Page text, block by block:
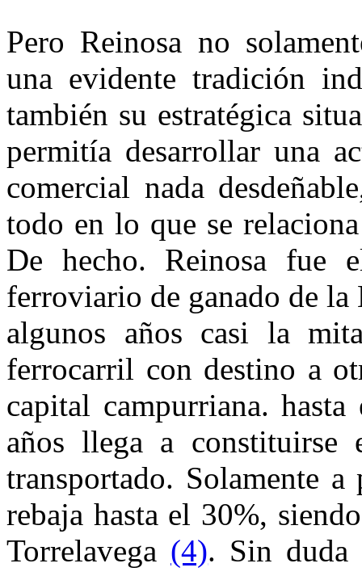
Pero Reinosa no
una evidente tradición
también su estratégica
permitía desarrollar una
comercial nada
todo en lo que se
De hecho. Reinosa fue
ferroviario de ganado de la
algunos años casi la
ferrocarril con destino a
capital campurriana.
años llega a
transportado. Solamente
rebaja hasta el 30%,
Torrelavega (4). Sin duda